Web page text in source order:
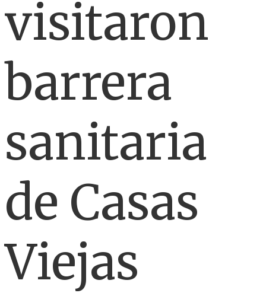
visitaron
barrera
sanitaria
de Casas
Viejas